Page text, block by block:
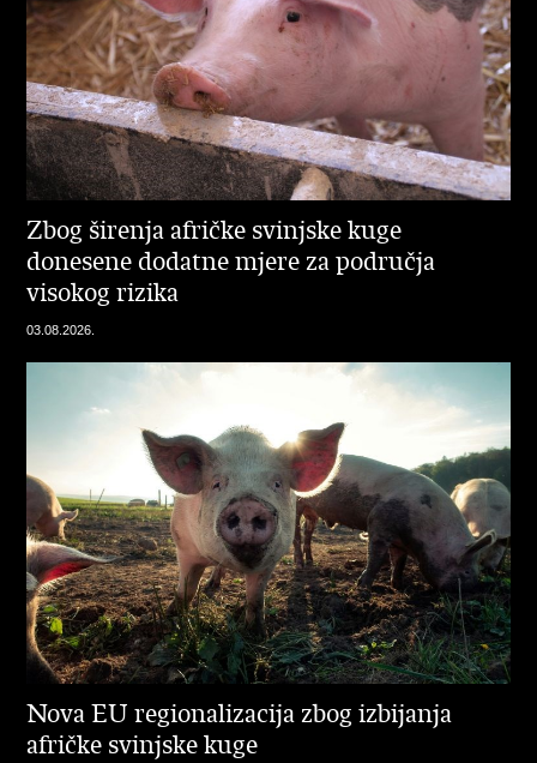
Zbog širenja afričke svinjske kuge
donesene dodatne mjere za područja
visokog rizika
03.08.2026.
Nova EU regionalizacija zbog izbijanja
afričke svinjske kuge